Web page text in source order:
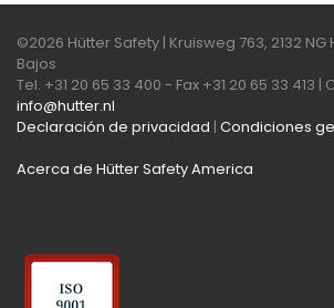
©2026 Hütter Safety | Kruisweg 763, 2132
Bajos
Tel. +31 20 65 33 400 - Fax +31 20 65 33 413
info@hutter.nl
Declaración de privacidad | Condiciones
Acerca de Hütter Safety America